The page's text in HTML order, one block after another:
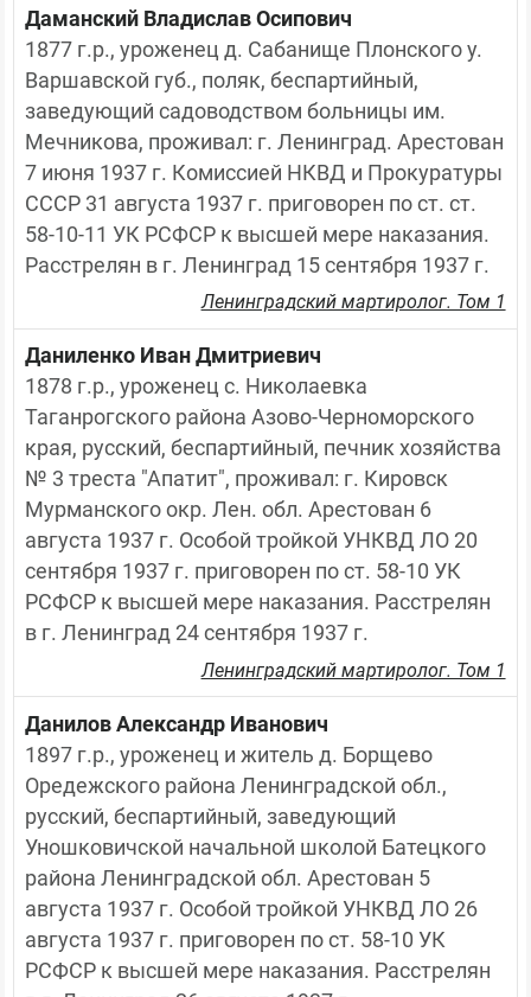
Даманский Владислав Осипович
1877 г.р., уроженец д. Сабанище Плонского у.
Варшавской губ., поляк, беспартийный,
заведующий садоводством больницы им.
Мечникова, проживал: г. Ленинград. Арестован
7 июня 1937 г. Комиссией НКВД и Прокуратуры
СССР 31 августа 1937 г. приговорен по ст. ст.
58-10-11 УК РСФСР к высшей мере наказания.
Расстрелян в г. Ленинград 15 сентября 1937 г.
Ленинградский мартиролог. Том 1
Даниленко Иван Дмитриевич
1878 г.р., уроженец с. Николаевка
Таганрогского района Азово-Черноморского
края, русский, беспартийный, печник хозяйства
№ 3 треста "Апатит", проживал: г. Кировск
Мурманского окр. Лен. обл. Арестован 6
августа 1937 г. Особой тройкой УНКВД ЛО 20
сентября 1937 г. приговорен по ст. 58-10 УК
РСФСР к высшей мере наказания. Расстрелян
в г. Ленинград 24 сентября 1937 г.
Ленинградский мартиролог. Том 1
Данилов Александр Иванович
1897 г.р., уроженец и житель д. Борщево
Оредежского района Ленинградской обл.,
русский, беспартийный, заведующий
Уношковичской начальной школой Батецкого
района Ленинградской обл. Арестован 5
августа 1937 г. Особой тройкой УНКВД ЛО 26
августа 1937 г. приговорен по ст. 58-10 УК
РСФСР к высшей мере наказания. Расстрелян